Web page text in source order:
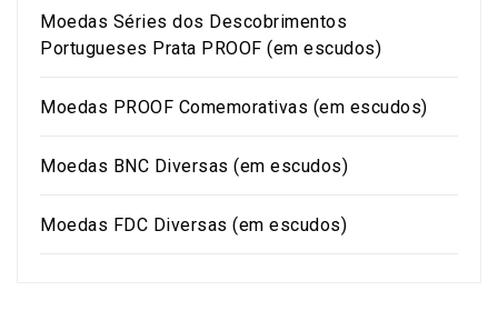
Moedas Séries dos Descobrimentos
Portugueses Prata PROOF (em escudos)
Moedas PROOF Comemorativas (em escudos)
Moedas BNC Diversas (em escudos)
Moedas FDC Diversas (em escudos)